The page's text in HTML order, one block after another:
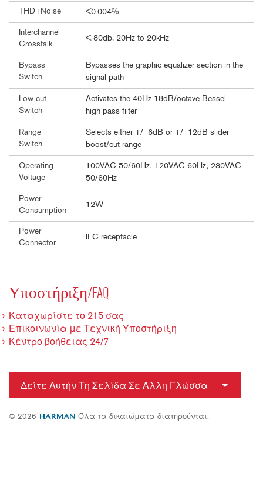
THD+Noise <0.004%
Interchannel
Crosstalk
<-80db, 20Hz to 20kHz
Bypass
Switch
Bypasses the graphic equalizer section in the
signal path
Low cut
Switch
Activates the 40Hz 18dB/octave Bessel
high-pass filter
Range
Switch
Selects either +/- 6dB or +/- 12dB slider
boost/cut range
Operating
Voltage
100VAC 50/60Hz; 120VAC 60Hz; 230VAC
50/60Hz
Power
Consumption
12W
Power
Connector
IEC receptacle
Υποστήριξη/FAQ
Καταχωρίστε το 215 σας
Επικοινωνία με Τεχνική Υποστήριξη
Κέντρο βοήθειας 24/7
Δείτε Αυτήν Τη Σελίδα Σε Άλλη Γλώσσα
© 2026 Όλα τα δικαιώματα διατηρούνται.